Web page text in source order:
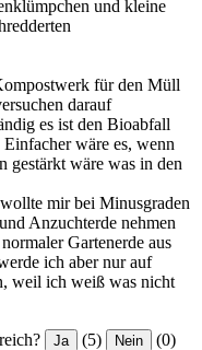
und kleine
für den Müll
darauf
es ist den Bioabfall
wäre es, wenn
gestärkt wäre was in den
mir bei Minusgraden
Anzuchterde nehmen
Gartenerde aus
ich aber nur auf
weil ich weiß was nicht
Ja (5) Nein (0)